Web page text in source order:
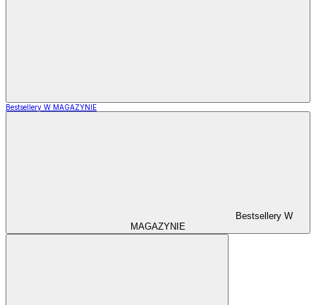
Bestsellery W MAGAZYNIE
Bestsellery W
MAGAZYNIE